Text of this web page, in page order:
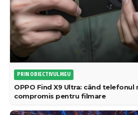
PRIN OBIECTIVUL MEU
OPPO Find X9 Ultra: când telefonul
compromis pentru filmare